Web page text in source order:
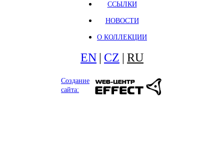
ССЫЛКИ
НОВОСТИ
О КОЛЛЕКЦИИ
EN CZ RU
Создание
сайта: